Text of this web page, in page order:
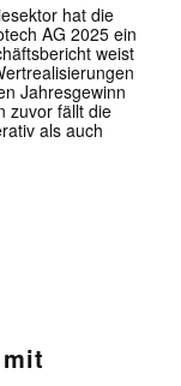
hat die
AG 2025 ein
weist
Jahresgewinn
zuvor fällt die
als auch